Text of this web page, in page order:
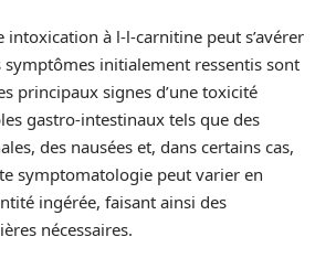
intoxication à l-l-carnitine peut s’avérer
symptômes initialement ressentis sont
principaux signes d’une toxicité
gastro-intestinaux tels que des
des nausées et, dans certains cas,
symptomatologie peut varier en
ingérée, faisant ainsi des
nécessaires.